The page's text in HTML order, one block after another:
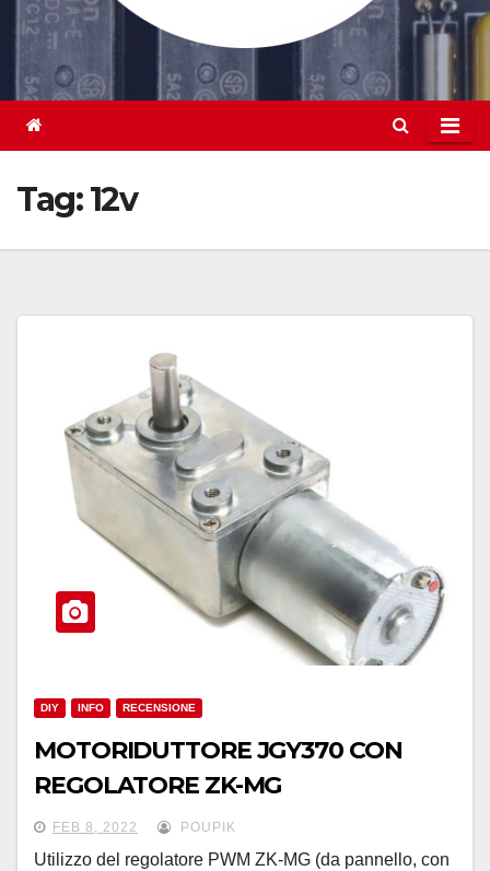
Tag:12v
DIY INFO RECENSIONE
MOTORIDUTTORE JGY370 CON
REGOLATORE ZK-MG
FEB 8, 2022 POUPIK
Utilizzo del regolatore PWM ZK-MG (da pannello, con